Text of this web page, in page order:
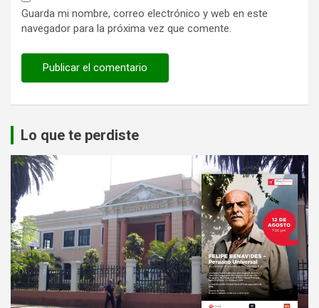
Guarda mi nombre, correo electrónico y web en este
navegador para la próxima vez que comente.
Lo que te perdiste